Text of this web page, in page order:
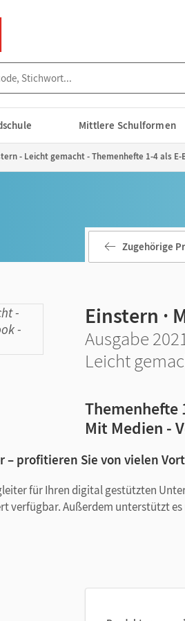
Mittlere Schulformen
- Leicht gemacht - Themenhefte 1-4 als E-
Zugehörige
Einstern ·
Ausgabe
Leicht
Themenhefte
Mit Medien -
– profitieren Sie von vielen
für Ihren digital gestützten
verfügbar. Außerdem unterstützt